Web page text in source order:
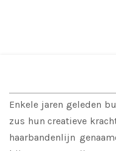
Enkele jaren geleden
zus hun creatieve
haarbandenlijn